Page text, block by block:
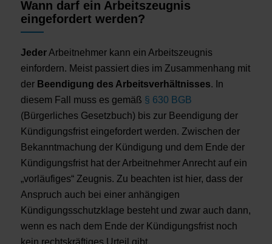
Wann darf ein Arbeitszeugnis
eingefordert werden?
JederArbeitnehmer kann ein Arbeitszeugnis
einfordern. Meist passiert dies im Zusammenhang mit
der Beendigung des Arbeitsverhältnisses. In
diesem Fall muss es gemäß § 630 BGB
(Bürgerliches Gesetzbuch) bis zur Beendigung der
Kündigungsfrist eingefordert werden. Zwischen der
Bekanntmachung der Kündigung und dem Ende der
Kündigungsfrist hat der Arbeitnehmer Anrecht auf ein
„vorläufiges“ Zeugnis. Zu beachten ist hier, dass der
Anspruch auch bei einer anhängigen
Kündigungsschutzklage besteht und zwar auch dann,
wenn es nach dem Ende der Kündigungsfrist noch
kein rechtskräftiges Urteil gibt.